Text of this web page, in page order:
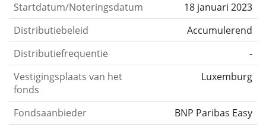
Startdatum/Noteringsdatum
18 januari 2023
Distributiebeleid
Accumulerend
Distributiefrequentie
-
Vestigingsplaats van het
fonds
Luxemburg
Fondsaanbieder BNP Paribas Easy